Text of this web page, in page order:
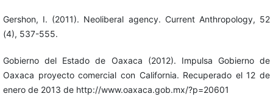
Gershon, I. (2011). Neoliberal agency. Current Anthropology, 52
(4), 537-555.
Gobierno del Estado de Oaxaca (2012). Impulsa Gobierno de
Oaxaca proyecto comercial con California. Recuperado el 12 de
enero de 2013 de http://www.oaxaca.gob.mx/?p=20601